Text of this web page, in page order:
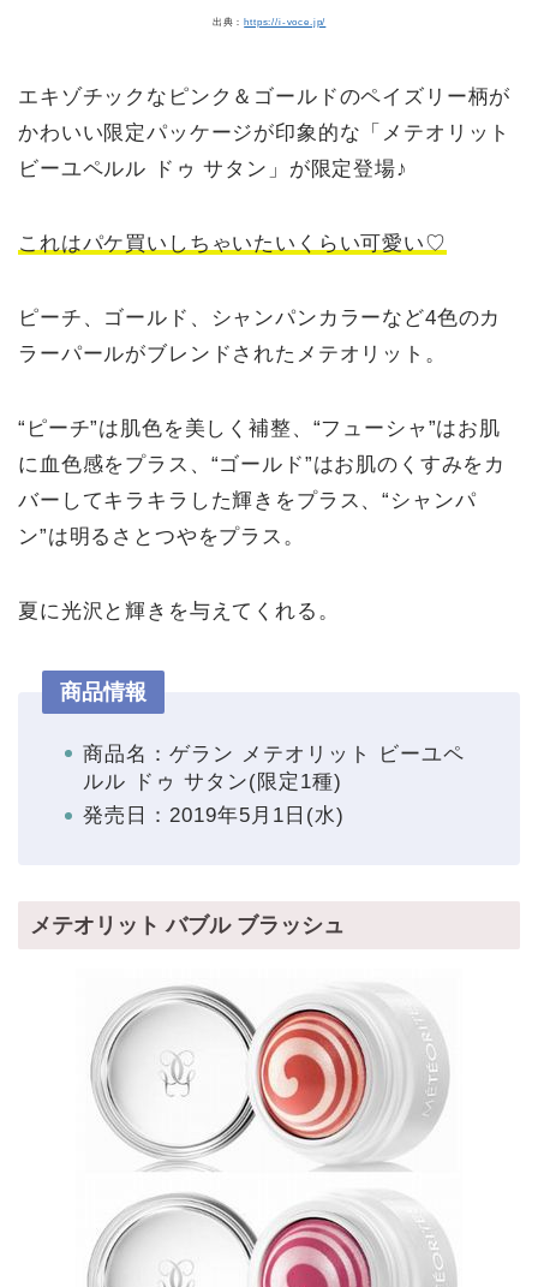
出典：https://i-voce.jp/
エキゾチックなピンク＆ゴールドのペイズリー柄が
かわいい限定パッケージが印象的な「メテオリット
ビーユペルル ドゥ サタン」が限定登場♪
これはパケ買いしちゃいたいくらい可愛い♡
ピーチ、ゴールド、シャンパンカラーなど4色のカ
ラーパールがブレンドされたメテオリット。
“ピーチ”は肌色を美しく補整、“フューシャ”はお肌
に血色感をプラス、“ゴールド”はお肌のくすみをカ
バーしてキラキラした輝きをプラス、“シャンパ
ン”は明るさとつやをプラス。
夏に光沢と輝きを与えてくれる。
商品情報
商品名：ゲラン メテオリット ビーユペ
ルル ドゥ サタン(限定1種)
発売日：2019年5月1日(水)
メテオリット バブル ブラッシュ